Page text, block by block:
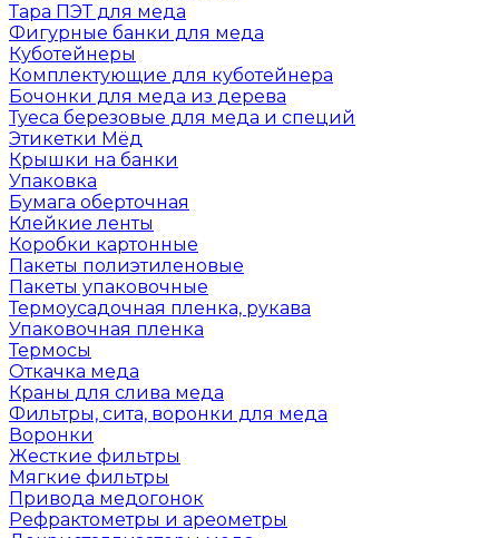
Тара ПЭТ для меда
Фигурные банки для меда
Куботейнеры
Комплектующие для куботейнера
Бочонки для меда из дерева
Туеса березовые для меда и специй
Этикетки Мёд
Крышки на банки
Упаковка
Бумага оберточная
Клейкие ленты
Коробки картонные
Пакеты полиэтиленовые
Пакеты упаковочные
Термоусадочная пленка, рукава
Упаковочная пленка
Термосы
Откачка меда
Краны для слива меда
Фильтры, сита, воронки для меда
Воронки
Жесткие фильтры
Мягкие фильтры
Привода медогонок
Рефрактометры и ареометры